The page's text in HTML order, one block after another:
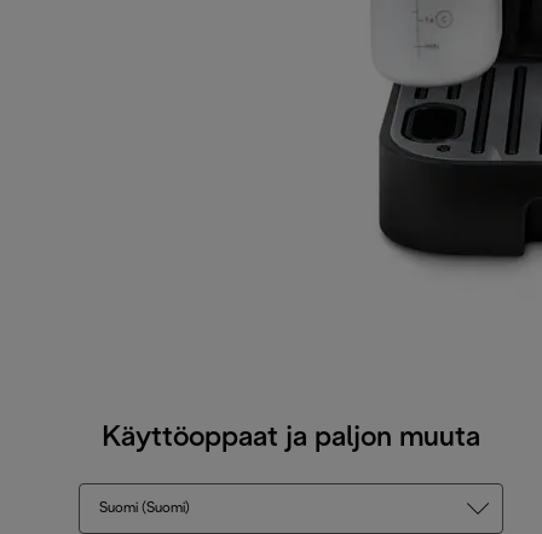
Käyttöoppaat ja paljon muuta
Suomi (Suomi)